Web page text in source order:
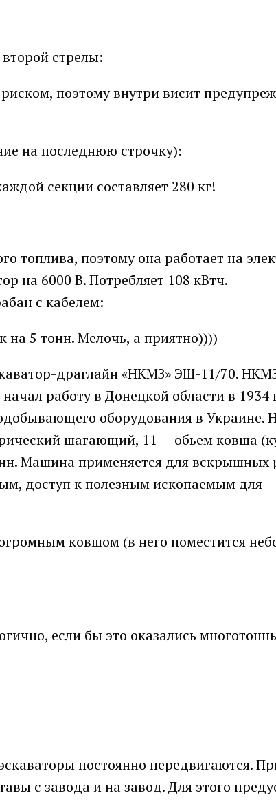
стрелы:
поэтому внутри висит
на последнюю строчку):
секции составляет 280 кг!
топлива, поэтому она работает на
на 6000 В. Потребляет 108 кВтч.
с кабелем:
на 5 тонн. Мелочь, а приятно))))
драглайн «НКМЗ» ЭШ-11/70.
работу в Донецкой области в 1934
оборудования в Украине.
шагающий, 11 — обьем ковша
Машина применяется для вскрышных
доступ к полезным ископаемым для
ковшом (в него поместится
если бы это оказались
постоянно передвигаются.
с завода и на завод. Для этого